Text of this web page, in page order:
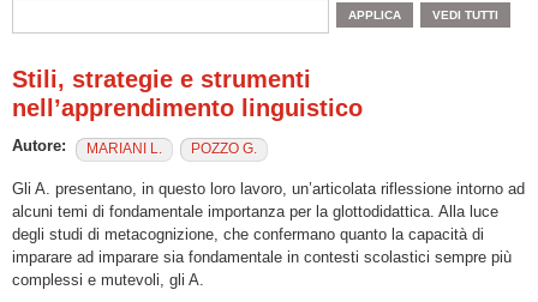
Stili, strategie e strumenti
nell’apprendimento linguistico
Autore: MARIANI L. POZZO G.
Gli A. presentano, in questo loro lavoro, un’articolata riflessione intorno ad
alcuni temi di fondamentale importanza per la glottodidattica. Alla luce
degli studi di metacognizione, che confermano quanto la capacità di
imparare ad imparare sia fondamentale in contesti scolastici sempre più
complessi e mutevoli, gli A.